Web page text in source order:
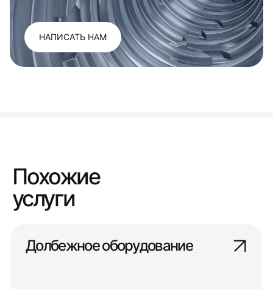
НАПИСАТЬ НАМ
Похожие
услуги
Долбежное оборудование